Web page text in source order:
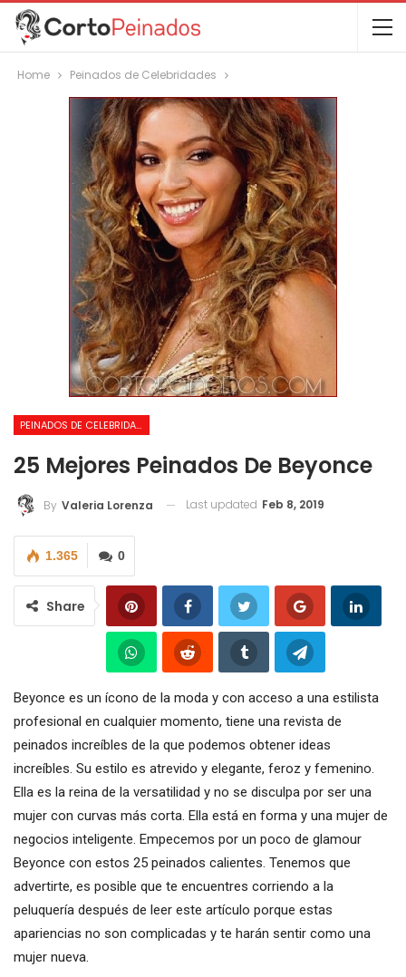
Home Peinados de Celebridades
PEINADOS DE CELEBRIDADES
25 Mejores Peinados De Beyonce
By Valeria Lorenza Last updated Feb 8, 2019
0
1.365
Share
Beyonce es un ícono de la moda y con acceso a una estilista
profesional en cualquier momento, tiene una revista de
peinados increíbles de la que podemos obtener ideas
increíbles. Su estilo es atrevido y elegante, feroz y femenino.
Ella es la reina de la versatilidad y no se disculpa por ser una
mujer con curvas más corta. Ella está en forma y una mujer de
negocios inteligente. Empecemos por un poco de glamour
Beyonce con estos 25 peinados calientes. Tenemos que
advertirte, es posible que te encuentres corriendo a la
peluquería después de leer este artículo porque estas
apariencias no son complicadas y te harán sentir como una
mujer nueva.